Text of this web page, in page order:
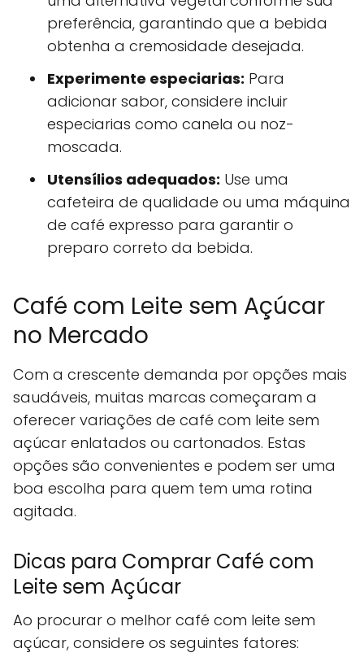
preferência, garantindo que a bebida
obtenha a cremosidade desejada.
Experimente especiarias: Para
adicionar sabor, considere incluir
especiarias como canela ou noz-
moscada.
Utensílios adequados: Use uma
cafeteira de qualidade ou uma máquina
de café expresso para garantir o
preparo correto da bebida.
Café com Leite sem Açúcar
no Mercado
Com a crescente demanda por opções mais
saudáveis, muitas marcas começaram a
oferecer variações de café com leite sem
açúcar enlatados ou cartonados. Estas
opções são convenientes e podem ser uma
boa escolha para quem tem uma rotina
agitada.
Dicas para Comprar Café com
Leite sem Açúcar
Ao procurar o melhor café com leite sem
açúcar, considere os seguintes fatores: